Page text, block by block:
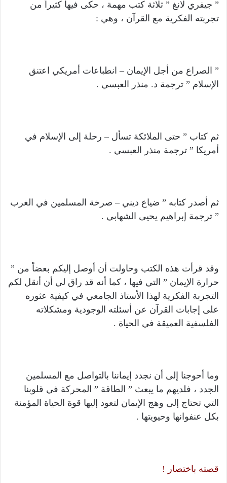
” جيفري لانغ ” ثلاثة كتب مهمة ، حكى فيها كثيراً من
تجربته الفكرية مع القرآن ، وهي :
” الصراع من أجل الإيمان – انطباعات أمريكي اعتنق
الإسلام ” ترجمة د. منذر العبسي .
ثم كتاب ” حتى الملائكة تسأل – رحلة إلى الإسلام في
أمريكا ” ترجمة منذر العبسي .
ثم أصدر كتابه ” ضياع ديني – صرخة المسلمين في الغرب
” ترجمة إبراهيم يحيى الشهابي .
وقد قرأت هذه الكتب وحاولت أن أوصل إليكم بعضاً من ”
حرارة الإيمان ” التي فيها ، كما أنه قد راق لي أن أنقل لكم
التجربة الفكرية لهذا الأستاذ الجامعي في كيفية عثوره
على إجابات القرآن عن أسئلته الوجودية ومشكلاته
الفلسفية العميقة في الحياة .
وما أحوجنا إلى أن نجدد إيماننا بالتواصل مع المسلمين
الجدد ، فلديهم ما يبعث ” الطاقة ” المحركة في قلوبنا
التي تحتاج إلى وهج الإيمان لتعود إليها قوة الحياة المؤمنة
بكل عنفوانها وحيويتها .
قصته باختصار !